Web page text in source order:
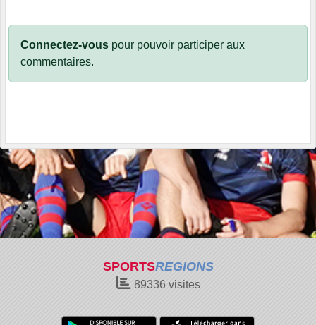
Connectez-vous pour pouvoir participer aux
commentaires.
SPORTSREGIONS
89336visites